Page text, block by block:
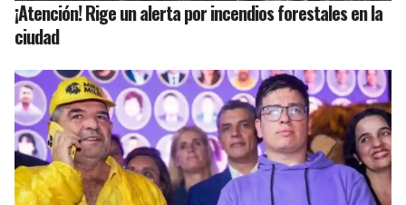
¡Atención! Rige un alerta por incendios forestales en la
ciudad